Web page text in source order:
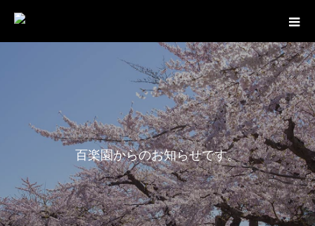
百楽園からのお知らせです。
最